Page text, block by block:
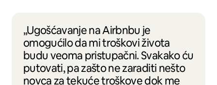
„Ugošćavanje na Airbnbu je
omogućilo da mi troškovi života
budu veoma pristupačni. Svakako ću
putovati, pa zašto ne zaraditi nešto
novca za tekuće troškove dok me